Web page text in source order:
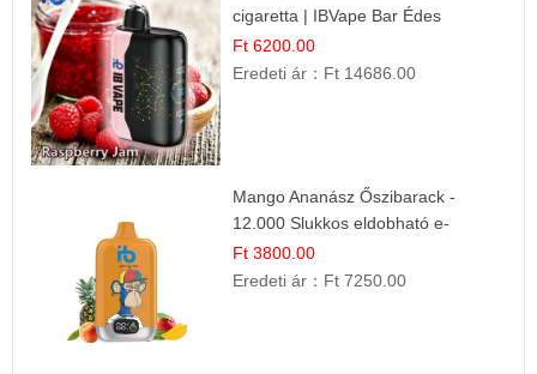
cigaretta | IBVape Bar Édes
Gyümölcs Íz
Ft 6200.00
Eredeti ár： Ft 14686.00
Mango Ananász Őszibarack -
12.000 Slukkos eldobható e-
Cigaretta
Ft 3800.00
Eredeti ár： Ft 7250.00